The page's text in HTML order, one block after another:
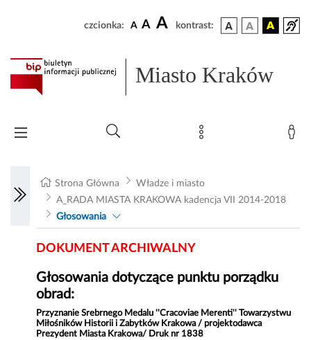
czcionka: A A A kontrast:
Miasto Kraków
Strona Główna
Władze i miasto
A_RADA MIASTA KRAKOWA kadencja VII 2014-2018
Głosowania
DOKUMENT ARCHIWALNY
Głosowania dotyczące punktu porządku
obrad:
Przyznanie Srebrnego Medalu ''Cracoviae Merenti'' Towarzystwu
Miłośników Historii i Zabytków Krakowa / projektodawca
Prezydent Miasta Krakowa/ Druk nr 1838